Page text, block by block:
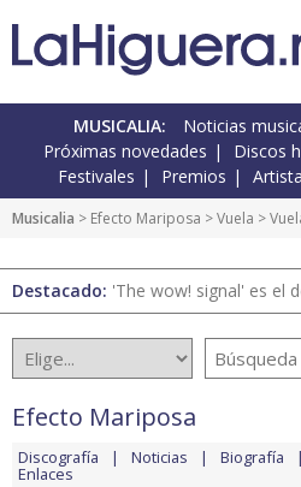
MUSICALIA: Noticias
Próximas novedades
Discos
Festivales
Premios
Musicalia > Efecto Mariposa >Vuela >
Destacado: 'The wow! signal' es el
Efecto Mariposa
Discografía Noticias Biografía
Enlaces